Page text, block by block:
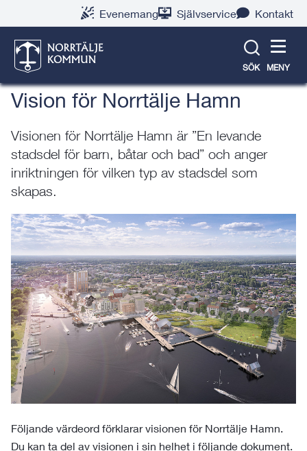
Evenemang Självservice Kontakt
SÖK MENY
Norrtälje stad växer
Vision för Norrtälje Hamn
Visionen för Norrtälje Hamn är ”En levande
stadsdel för barn, båtar och bad” och anger
inriktningen för vilken typ av stadsdel som
skapas.
Följande värdeord förklarar visionen för Norrtälje Hamn.
Du kan ta del av visionen i sin helhet i följande dokument.